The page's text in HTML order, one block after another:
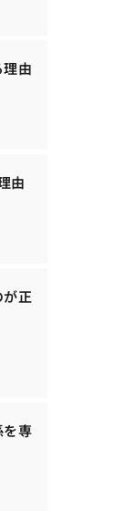
由
由
正
専